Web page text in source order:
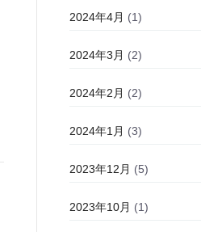
2024年4月 (1)
2024年3月 (2)
2024年2月 (2)
2024年1月 (3)
2023年12月 (5)
2023年10月 (1)